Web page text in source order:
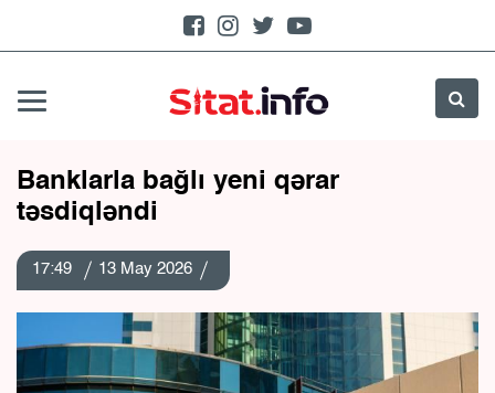
Banklarla bağlı yeni qərar
təsdiqləndi
17:49 13 May 2026